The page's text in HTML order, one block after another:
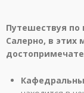
Путешествуя по
Салерно, в этих